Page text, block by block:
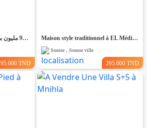
فرصصصة منزل للبيع ب 95 مليون بضواحي الحمامات 99958728
95.000 TND
Maison style traditionnel à EL Médina Sousse ouvre sur trois rues
Sousse , Sousse ville
295.000 TND